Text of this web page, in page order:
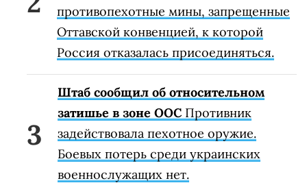
противопехотные мины, запрещенные
Оттавской конвенцией, к которой
Россия отказалась присоединяться.
Штаб сообщил об относительном
затишье в зоне ООС Противник
задействовала пехотное оружие.
Боевых потерь среди украинских
военнослужащих нет.